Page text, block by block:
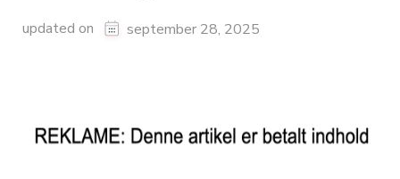
updated on september 28, 2025